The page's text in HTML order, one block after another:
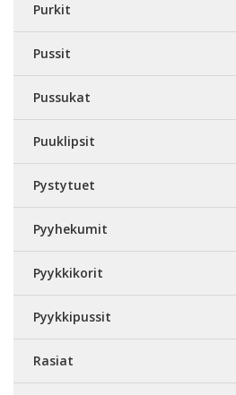
Purkit
Pussit
Pussukat
Puuklipsit
Pystytuet
Pyyhekumit
Pyykkikorit
Pyykkipussit
Rasiat